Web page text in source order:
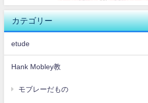
カテゴリー
etude
Hank Mobley教
モブレーだもの